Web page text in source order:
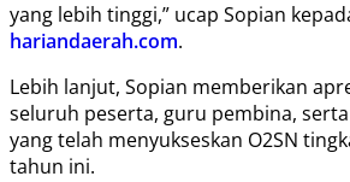
yang lebih tinggi,” ucap Sopian
hariandaerah.com.
Lebih lanjut, Sopian memberikan
seluruh peserta, guru pembina,
yang telah menyukseskan O2SN
tahun ini.